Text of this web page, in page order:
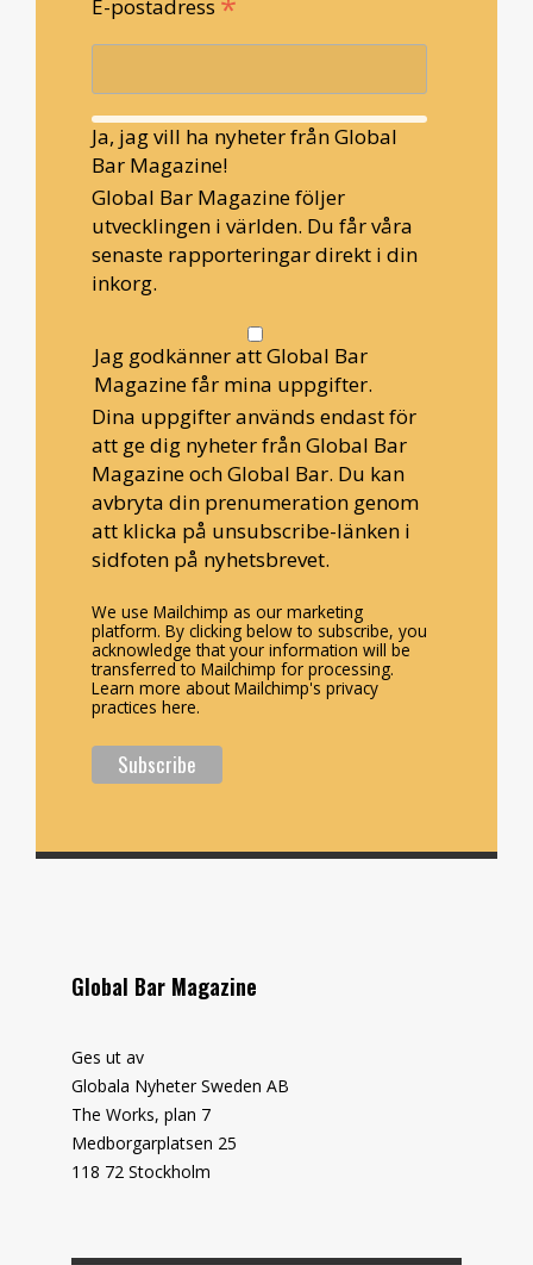
E-postadress
Ja, jag vill ha nyheter från Global
Bar Magazine!
Global Bar Magazine följer
utvecklingen i världen. Du får våra
senaste rapporteringar direkt i din
inkorg.
Jag godkänner att Global Bar
Magazine får mina uppgifter.
Dina uppgifter används endast för
att ge dig nyheter från Global Bar
Magazine och Global Bar. Du kan
avbryta din prenumeration genom
att klicka på unsubscribe-länken i
sidfoten på nyhetsbrevet.
We use Mailchimp as our marketing
platform. By clicking below to subscribe, you
acknowledge that your information will be
transferred to Mailchimp for processing.
Learn more about Mailchimp's privacy
practices here.
Global Bar Magazine
Ges ut av
Globala Nyheter Sweden AB
The Works, plan 7
Medborgarplatsen 25
118 72 Stockholm